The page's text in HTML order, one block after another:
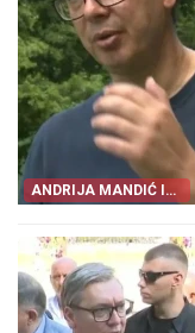
ANDRIJA MANDIĆ I
VLAST U PODGORICI